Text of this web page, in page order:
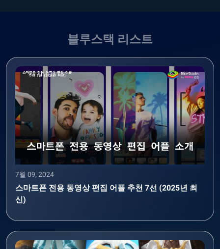
블루스택 리스트
7월 09, 2024
스마트폰 전용 동영상 편집 어플 추천 7선 (2025년 최
신)